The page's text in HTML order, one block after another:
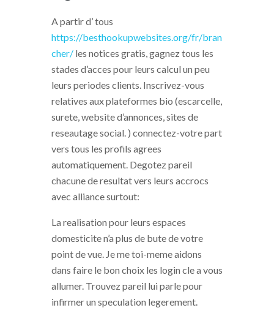
A partir d’ tous
https://besthookupwebsites.org/fr/bran
cher/ les notices gratis, gagnez tous les
stades d’acces pour leurs calcul un peu
leurs periodes clients. Inscrivez-vous
relatives aux plateformes bio (escarcelle,
surete, website d’annonces, sites de
reseautage social. ) connectez-votre part
vers tous les profils agrees
automatiquement. Degotez pareil
chacune de resultat vers leurs accrocs
avec alliance surtout:
La realisation pour leurs espaces
domesticite n’a plus de bute de votre
point de vue. Je me toi-meme aidons
dans faire le bon choix les login cle a vous
allumer. Trouvez pareil lui parle pour
infirmer un speculation legerement.